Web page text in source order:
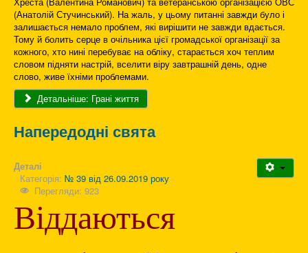
(Анатолій Стучинський). На жаль, у цьому питанні завжди було і
залишається немало проблем, які вирішити не завжди вдається.
Тому й болить серце в очільника цієї громадської організації за
кожного, хто нині перебуває на обліку, старається хоч теплим
словом підняти настрій, вселити віру завтрашній день, одне
слово, живе їхніми проблемами.
Детальніше: Грані життя
Напередодні свята
Деталі
Категорія: № 39 від 26.09.2019 року
Перегляди: 923
Віддаються